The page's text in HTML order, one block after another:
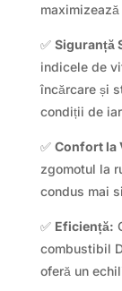
✅ Siguranță
indicele de
încărcare și
condiții de
✅ Confort la
zgomotul la
condus mai
✅ Eficiență:
combustibil
oferă un